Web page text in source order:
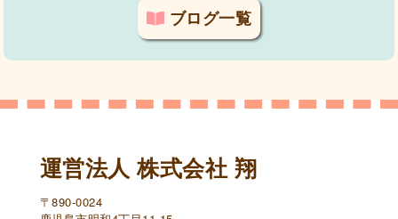
ブログ一覧
運営法人 株式会社 翔
〒890-0024